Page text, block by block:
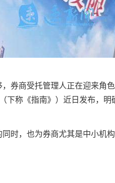
券商受托管理人正在迎来角
称《指南》）近日发布，明
，也为券商尤其是中小机构